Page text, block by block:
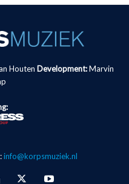
Houten Development: Marvin
info@korpsmuziek.nl